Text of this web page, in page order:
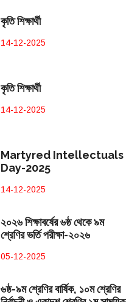
কৃতি শিক্ষার্থী
14-12-2025
কৃতি শিক্ষার্থী
14-12-2025
Martyred Intellectuals
Day-2025
14-12-2025
২০২৬ শিক্ষাবর্ষের ৬ষ্ঠ থেকে ৯ম
শ্রেণির ভর্তি পরীক্ষা-২০২৬
05-12-2025
৬ষ্ঠ-৯ম শ্রেণির বার্ষিক, ১০ম শ্রেণির